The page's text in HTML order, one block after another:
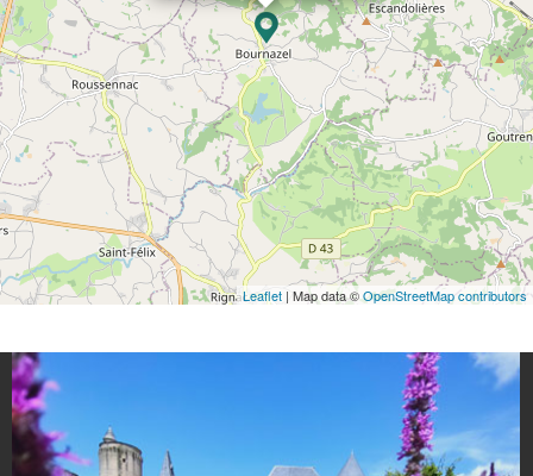
Leaflet | Map data ©OpenStreetMap contributors